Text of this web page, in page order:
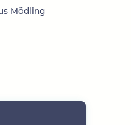
Mödling